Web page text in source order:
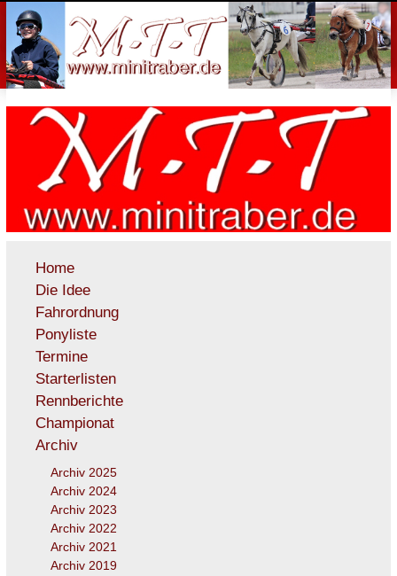
Home
Die Idee
Fahrordnung
Ponyliste
Termine
Starterlisten
Rennberichte
Championat
Archiv
Archiv 2025
Archiv 2024
Archiv 2023
Archiv 2022
Archiv 2021
Archiv 2019